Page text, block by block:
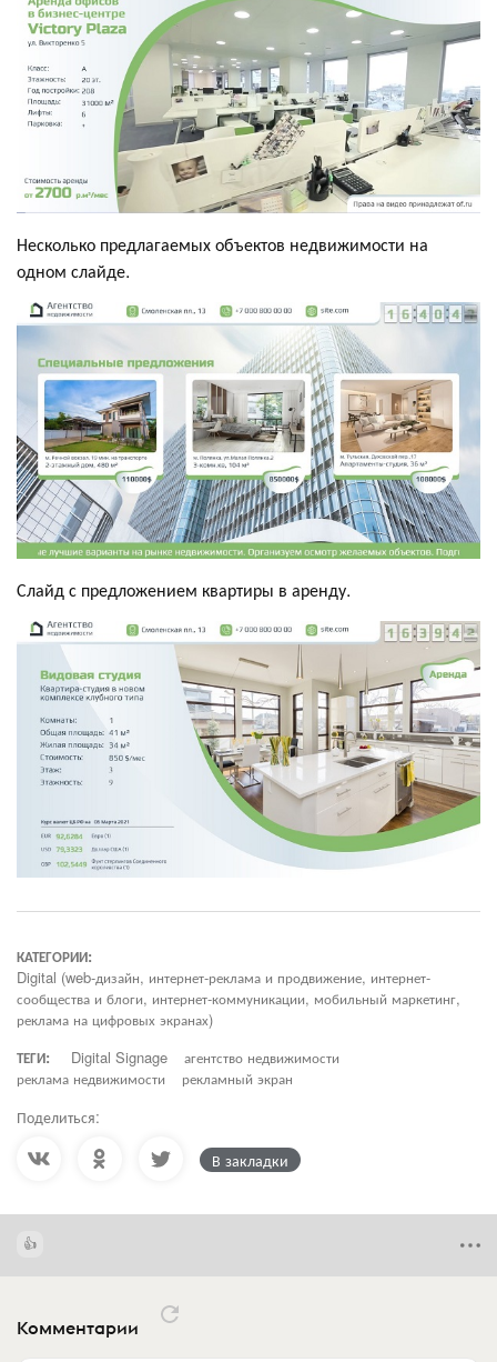
Несколько предлагаемых объектов недвижимости на
одном слайде.
Слайд с предложением квартиры в аренду.
КАТЕГОРИИ:
Digital (web-дизайн, интернет-реклама и продвижение, интернет-
сообщества и блоги, интернет-коммуникации, мобильный маркетинг,
реклама на цифровых экранах)
ТЕГИ:
Digital Signage
агентство недвижимости
реклама недвижимости
рекламный экран
Поделиться:
В закладки
Комментарии